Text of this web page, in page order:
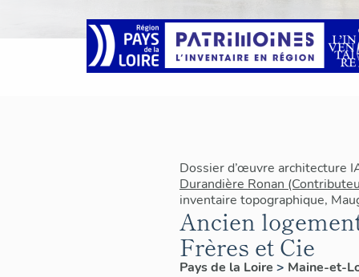
Dossier d’œuvre architecture
Durandière Ronan
inventaire topographique,
Ancien
Frères et Cie
Pays de la Loire > Maine-et-